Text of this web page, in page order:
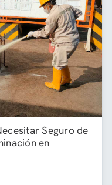
Seguro de
en